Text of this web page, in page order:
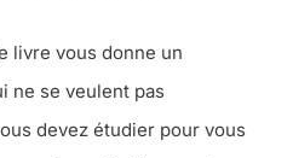
livre vous donne un
ne se veulent pas
devez étudier pour vous